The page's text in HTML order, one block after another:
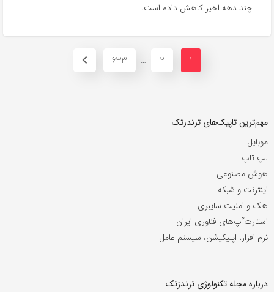
چند دهه اخیر کاهش داده است.
1
2
…
633
مهم‌ترین تاپیک‌های ترندزتک
موبایل
لپ تاپ
هوش مصنوعی
اینترنت و شبکه
هک و امنیت سایبری
استارت‌آپ‌های فناوری ایران
نرم افزار، اپلیکیشن، سیستم عامل
درباره مجله تکنولوژی ترندزتک